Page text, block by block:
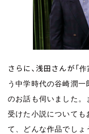
さらに、浅田さんが「作
う中学時代の谷崎潤
のお話も伺いました。
受けた小説についても
て、どんな作品でしょ